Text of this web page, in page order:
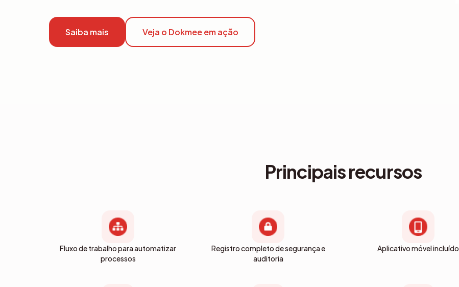
Saiba mais Veja o Dokmee em ação
Principais recursos
Fluxo de trabalho para automatizar
processos
Registro completo de segurança e
auditoria
Aplicativo móvel incluído